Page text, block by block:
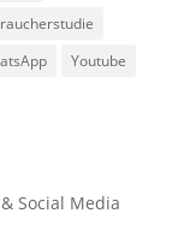
Youtube
Social Media